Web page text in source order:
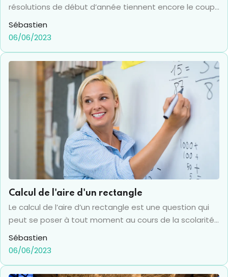
résolutions de début d’année tiennent encore le coup,
de nombreux parents se précipitent vers les cours
particuliers. Avec en tête de liste les mathématiques,
a bien évolué ces dernières années sous l’impulsion
des nouveaux médias comme la visio, qui permettent
aujourd’hui de faire des cours particuliers en ligne. Le
point sur ce que coûte un cours particulier et ses
avantages !
Sébastien
06/06/2023
Calcul de l'aire d'un rectangle
Le calcul de l’aire d’un rectangle est une question qui
peut se poser à tout moment au cours de la scolarité
d’un étudiant, que ce soit là l’élément principal de la
leçon ou bien encore qu’il s’agisse d’une étape afin de
procéder à un calcul géométrique plus complexe. Mais
Sébastien
06/06/2023